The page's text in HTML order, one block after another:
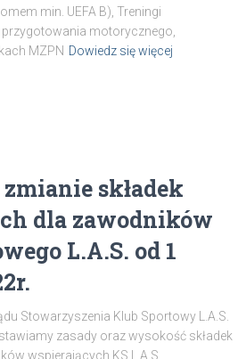
min. UEFA B), Treningi
przygotowania motorycznego,
MZPN Dowiedz się więcej
składek
dla zawodników
L.A.S. od 1
Stowarzyszenia Klub Sportowy L.A.S.
zasady oraz wysokość składek
wspierających KS L.A.S.,